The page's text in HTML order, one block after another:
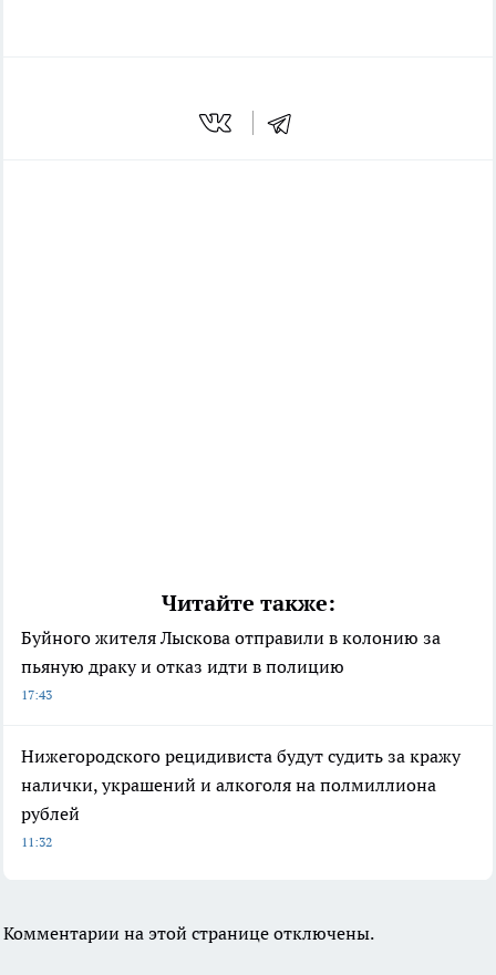
Читайте также:
Буйного жителя Лыскова отправили в колонию за
пьяную драку и отказ идти в полицию
17:43
Нижегородского рецидивиста будут судить за кражу
налички, украшений и алкоголя на полмиллиона
рублей
11:32
Комментарии на этой странице отключены.